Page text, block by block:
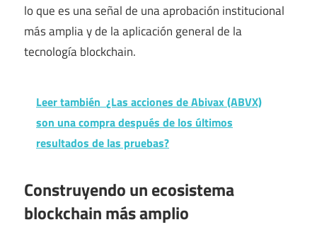
lo que es una señal de una aprobación institucional
más amplia y de la aplicación general de la
tecnología blockchain.
Leer también ¿Las acciones de Abivax (ABVX)
son una compra después de los últimos
resultados de las pruebas?
Construyendo un ecosistema
blockchain más amplio